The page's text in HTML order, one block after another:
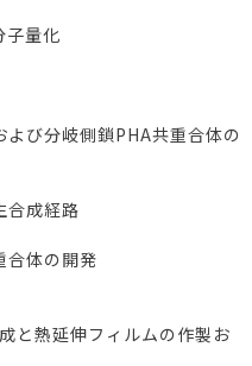
量化
び分岐側鎖PHA共重合体の
成経路
体の開発
熱延伸フィルムの作製お